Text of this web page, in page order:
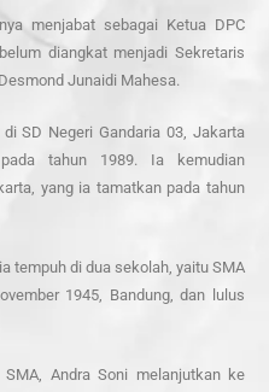
menjabat sebagai Ketua DPC
diangkat menjadi Sekretaris
Junaidi Mahesa.
SD Negeri Gandaria 03, Jakarta
tahun 1989. Ia kemudian
yang ia tamatkan pada tahun
tempuh di dua sekolah, yaitu SMA
1945, Bandung, dan lulus
Andra Soni melanjutkan ke